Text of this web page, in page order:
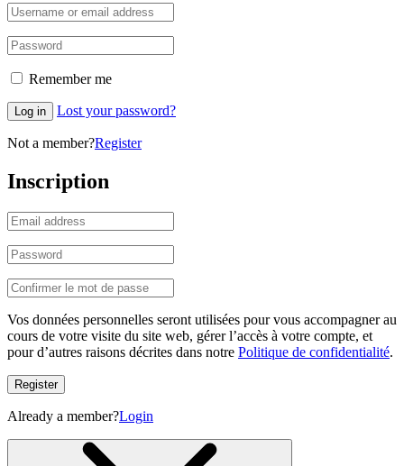
Remember me
Log in Lost your password?
Not a member?Register
Inscription
Vos données personnelles seront utilisées pour vous accompagner au
cours de votre visite du site web, gérer l’accès à votre compte, et
pour d’autres raisons décrites dans notre Politique de confidentialité.
Register
Already a member?Login